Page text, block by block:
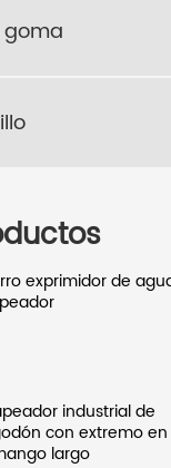
goma
exprimidor de
industrial de
con extremo
largo